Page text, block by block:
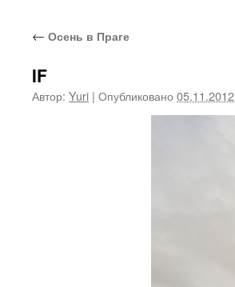
← Осень в Праге
IF
Автор: Yuri | Опубликовано 05.11.2012